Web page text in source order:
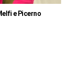
e Picerno